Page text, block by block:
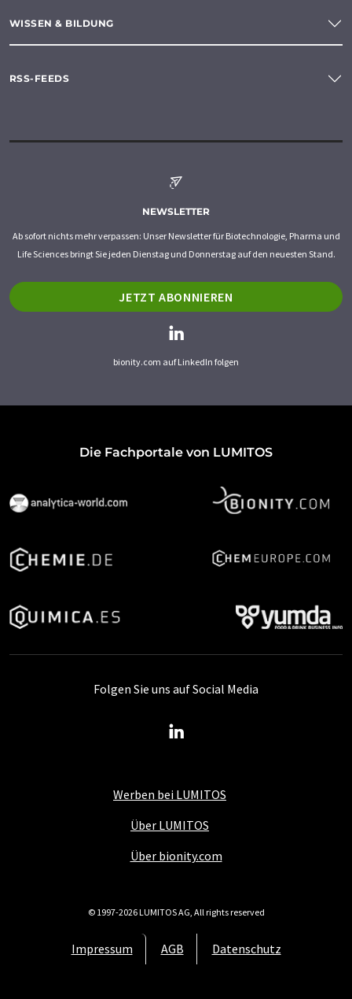
WISSEN & BILDUNG
RSS-FEEDS
NEWSLETTER
Ab sofort nichts mehr verpassen: Unser Newsletter für Biotechnologie, Pharma und
Life Sciences bringt Sie jeden Dienstag und Donnerstag auf den neuesten Stand.
JETZT ABONNIEREN
bionity.com auf LinkedIn folgen
Die Fachportale von LUMITOS
Werben bei LUMITOS
Über LUMITOS
Über bionity.com
Impressum AGB Datenschutz
Folgen Sie uns auf Social Media
© 1997-2026 LUMITOS AG, All rights reserved